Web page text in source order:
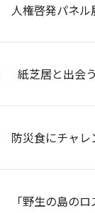
人権啓発パネル
紙芝居と出会
防災食にチャレ
「野生の島の